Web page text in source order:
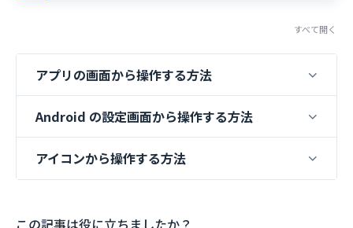
すべて開く
アプリの画面から操作する方法
Android の設定画面から操作する方法
アイコンから操作する方法
この記事は役に立ちましたか？